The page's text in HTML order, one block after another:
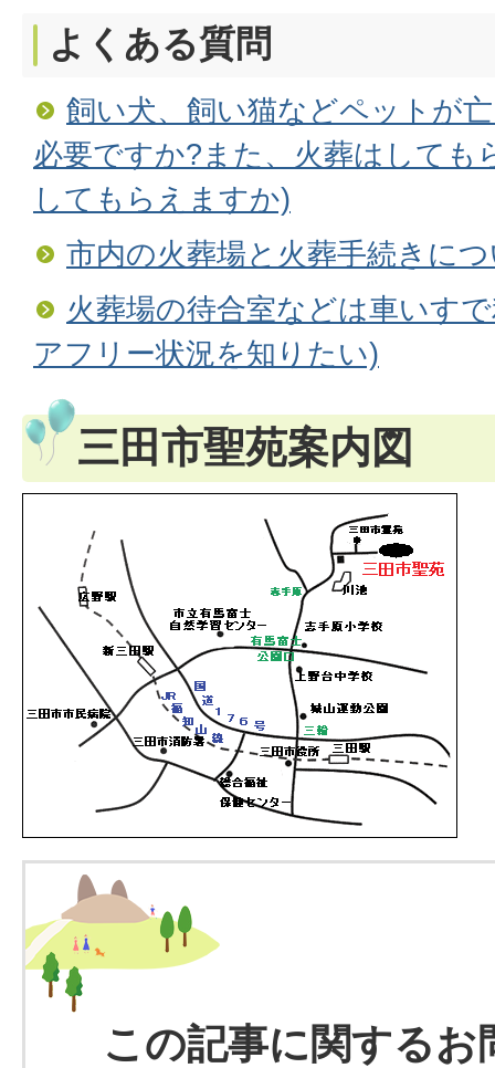
よくある質問
飼い犬、飼い猫などペットが
必要ですか?また、火葬はしても
してもらえますか)
市内の火葬場と火葬手続きに
火葬場の待合室などは車いす
アフリー状況を知りたい)
三田市聖苑案内図
この記事に関するお